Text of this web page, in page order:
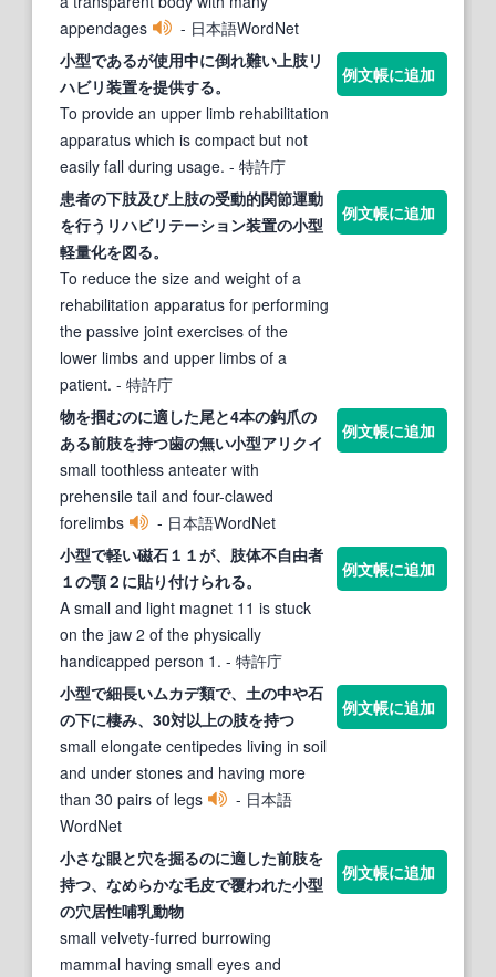
appendages
- 日本語WordNet
小型であるが使用中に倒れ難い上肢リ
ハビリ装置を提供する。
To provide an upper limb rehabilitation
apparatus which is compact but not
easily fall during usage. - 特許庁
例文帳に追加
患者の下肢及び上肢の受動的関節運動
を行うリハビリテーション装置の小型
軽量化を図る。
To reduce the size and weight of a
rehabilitation apparatus for performing
the passive joint exercises of the
lower limbs and upper limbs of a
patient. - 特許庁
例文帳に追加
物を掴むのに適した尾と4本の鈎爪の
ある前肢を持つ歯の無い小型アリクイ
small toothless anteater with
prehensile tail and four-clawed
forelimbs
- 日本語WordNet
例文帳に追加
小型で軽い磁石１１が、 肢体不自由者
１の顎２に貼り付けられる。
A small and light magnet 11 is stuck
on the jaw 2 of the physically
handicapped person 1. - 特許庁
例文帳に追加
小型で細長いムカデ類で、土の中や石
の下に棲み、30対以上の肢を持つ
small elongate centipedes living in soil
and under stones and having more
than 30 pairs of legs
- 日本語
WordNet
例文帳に追加
小さな眼と穴を掘るのに適した前肢を
持つ、なめらかな毛皮で覆われた小型
の穴居性哺乳動物
small velvety-furred burrowing
mammal having small eyes and
例文帳に追加